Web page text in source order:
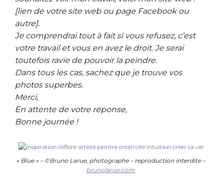
[lien de votre site web ou page Facebook ou
autre].
Je comprendrai tout à fait si vous refusez, c’est
votre travail et vous en avez le droit. Je serai
toutefois ravie de pouvoir la peindre.
Dans tous les cas, sachez que je trouve vos
photos superbes.
Merci,
En attente de votre réponse,
Bonne journée !
« Blue » – ©Bruno Larue, photographe – reproduction interdite –
brunolarue.com